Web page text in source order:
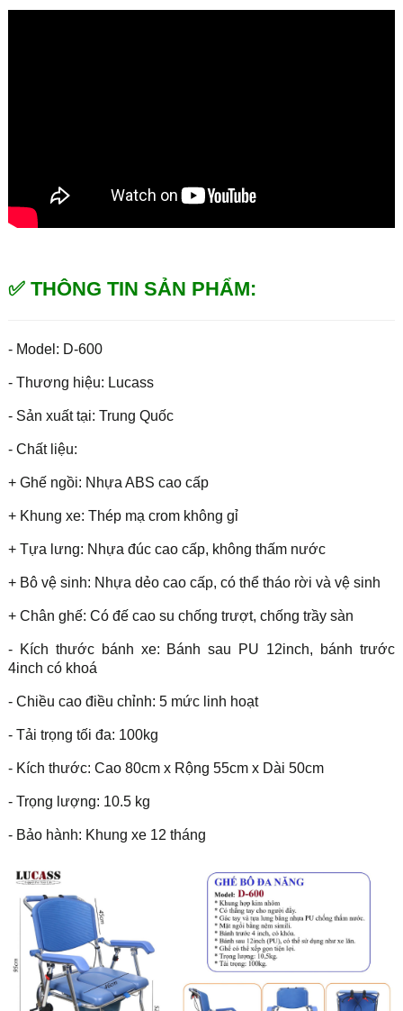
✅ THÔNG TIN SẢN PHẨM:
- Model: D-600
- Thương hiệu: Lucass
- Sản xuất tại: Trung Quốc
- Chất liệu:
+ Ghế ngồi: Nhựa ABS cao cấp
+ Khung xe: Thép mạ crom không gỉ
+ Tựa lưng: Nhựa đúc cao cấp, không thấm nước
+ Bô vệ sinh: Nhựa dẻo cao cấp, có thể tháo rời và vệ sinh
+ Chân ghế: Có đế cao su chống trượt, chống trầy sàn
- Kích thước bánh xe: Bánh sau PU 12inch, bánh trước
4inch có khoá
- Chiều cao điều chỉnh: 5 mức linh hoạt
- Tải trọng tối đa: 100kg
- Kích thước: Cao 80cm x Rộng 55cm x Dài 50cm
- Trọng lượng: 10.5 kg
- Bảo hành: Khung xe 12 tháng